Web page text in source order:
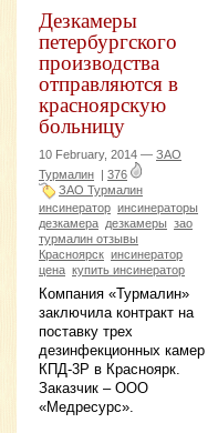
Дезкамеры
петербургского
производства
отправляются в
красноярскую
больницу
10 February, 2014 — ЗАО
Турмалин | 376
ЗАО Турмалин
инсинератор инсинераторы
дезкамера дезкамеры зао
турмалин отзывы
Красноярск инсинератор
цена купить инсинератор
Компания «Турмалин»
заключила контракт на
поставку трех
дезинфекционных камер
КПД-3Р в Красноярк.
Заказчик – ООО
«Медресурс».